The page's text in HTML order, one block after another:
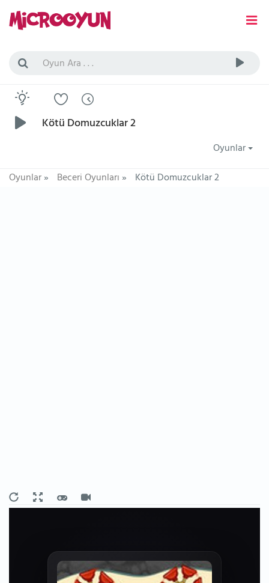
Kötü Domuzcuklar 2
Oyunlar
Oyunlar» Beceri Oyunları» Kötü Domuzcuklar 2